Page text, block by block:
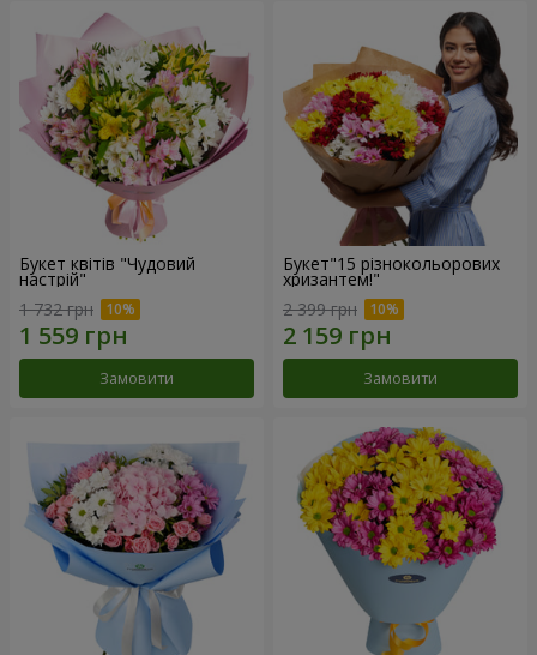
Букет квітів "Чудовий
настрій"
1 732 грн
Замовити
Букет"15 різнокольорових
хризантем!"
2 399 грн
Замовити